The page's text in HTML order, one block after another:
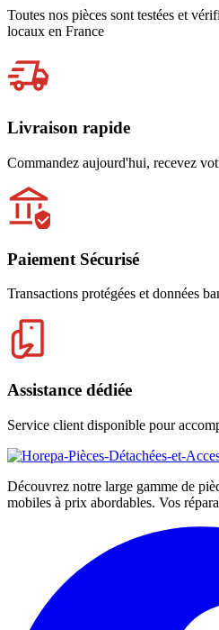
Toutes nos pièces sont testées et
locaux en France
Livraison rapide
Commandez aujourd'hui, recevez
Paiement Sécurisé
Transactions protégées et données
Assistance dédiée
Service client disponible pour
Découvrez notre large gamme de
mobiles à prix abordables. Vos